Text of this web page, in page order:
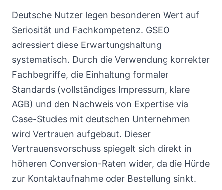
Deutsche Nutzer legen besonderen Wert auf
Seriosität und Fachkompetenz. GSEO
adressiert diese Erwartungshaltung
systematisch. Durch die Verwendung korrekter
Fachbegriffe, die Einhaltung formaler
Standards (vollständiges Impressum, klare
AGB) und den Nachweis von Expertise via
Case-Studies mit deutschen Unternehmen
wird Vertrauen aufgebaut. Dieser
Vertrauensvorschuss spiegelt sich direkt in
höheren Conversion-Raten wider, da die Hürde
zur Kontaktaufnahme oder Bestellung sinkt.